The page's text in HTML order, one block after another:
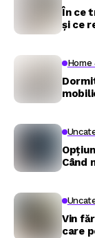
În ce
și ce
Home
Când
Vin
care